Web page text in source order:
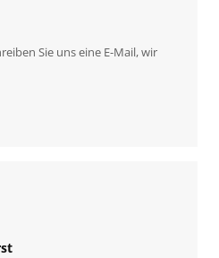
Sie uns eine E-Mail, wir